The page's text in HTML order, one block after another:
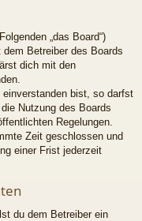
„das Board“)
Betreiber des Boards
dich mit den
bist, so darfst
Nutzung des Boards
Regelungen.
Zeit geschlossen und
einer Frist jederzeit
du dem Betreiber ein